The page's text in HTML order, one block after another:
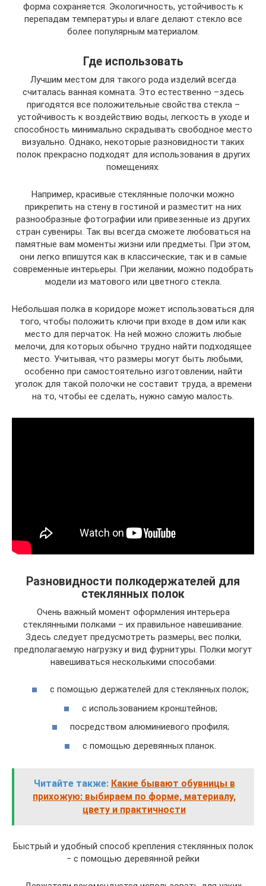
форма сохраняется. Экологичность, устойчивость к
перепадам температуры и влаге делают стекло все
более популярным материалом.
Где использовать
Лучшим местом для такого рода изделий всегда
считалась ванная комната. Это естественно –здесь
пригодятся все положительные свойства стекла –
устойчивость к воздействию воды, легкость в уходе и
способность минимально скрадывать свободное место
визуально. Однако, некоторые разновидности таких
полок прекрасно подходят для использования в других
помещениях.
Например, красивые стеклянные полочки можно
прикрепить на стену в гостиной и разместит на них
разнообразные фотографии или привезенные из других
стран сувениры. Так вы всегда сможете любоваться на
памятные вам моменты жизни или предметы. При этом,
они легко впишутся как в классические, так и в самые
современные интерьеры. При желании, можно подобрать
модели из матового или цветного стекла.
Небольшая полка в коридоре может использоваться для
того, чтобы положить ключи при входе в дом или как
место для перчаток. На ней можно сложить любые
мелочи, для которых обычно трудно найти подходящее
место. Учитывая, что размеры могут быть любыми,
особенно при самостоятельно изготовлении, найти
уголок для такой полочки не составит труда, а времени
на то, чтобы ее сделать, нужно самую малость.
Разновидности полкодержателей для
стеклянных полок
Очень важный момент оформления интерьера
стеклянными полками – их правильное навешивание.
Здесь следует предусмотреть размеры, вес полки,
предполагаемую нагрузку и вид фурнитуры. Полки могут
навешиваться несколькими способами:
с помощью держателей для стеклянных полок;
с использованием кронштейнов;
посредством алюминиевого профиля;
с помощью деревянных планок.
Читайте также: Какие бывают обувницы в
прихожую: выбираем по форме, материалу,
цвету и практичности
Быстрый и удобный способ крепления стеклянных полок
‒ с помощью деревянной рейки